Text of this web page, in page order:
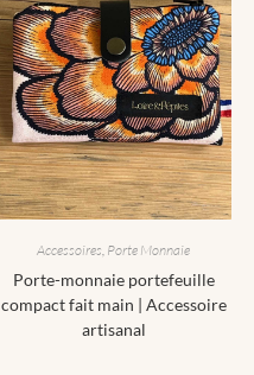
Accessoires Porte Monnaie
Porte-monnaie portefeuille
compact fait main | Accessoire
artisanal